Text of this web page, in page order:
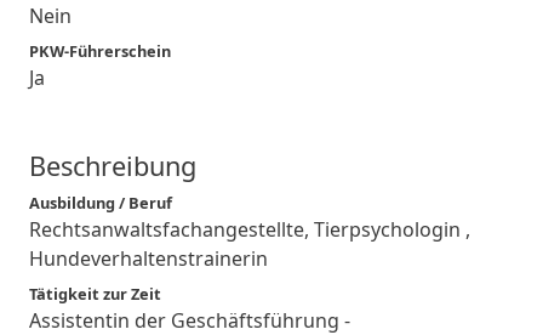
Nein
PKW-Führerschein
Ja
Beschreibung
Ausbildung / Beruf
Rechtsanwaltsfachangestellte, Tierpsychologin ,
Hundeverhaltenstrainerin
Tätigkeit zur Zeit
Assistentin der Geschäftsführung -